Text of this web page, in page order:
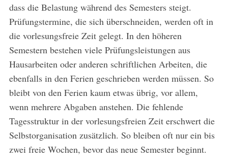
dass die Belastung während des Semesters steigt.
Prüfungstermine, die sich überschneiden, werden oft in
die vorlesungsfreie Zeit gelegt. In den höheren
Semestern bestehen viele Prüfungsleistungen aus
Hausarbeiten oder anderen schriftlichen Arbeiten, die
ebenfalls in den Ferien geschrieben werden müssen. So
bleibt von den Ferien kaum etwas übrig, vor allem,
wenn mehrere Abgaben anstehen. Die fehlende
Tagesstruktur in der vorlesungsfreien Zeit erschwert die
Selbstorganisation zusätzlich. So bleiben oft nur ein bis
zwei freie Wochen, bevor das neue Semester beginnt.